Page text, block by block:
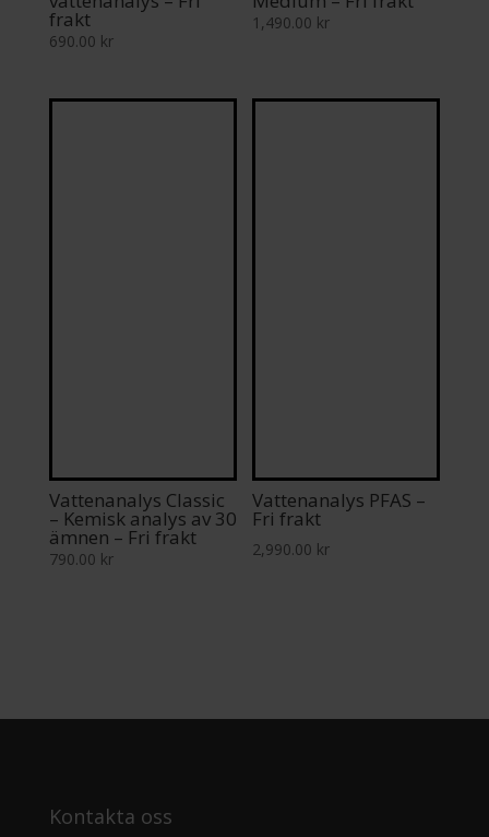
frakt
690.00 kr
1,490.00 kr
Vattenanalys Classic
– Kemisk analys av 30
ämnen – Fri frakt
790.00 kr
Vattenanalys PFAS –
Fri frakt
2,990.00 kr
Kontakta oss